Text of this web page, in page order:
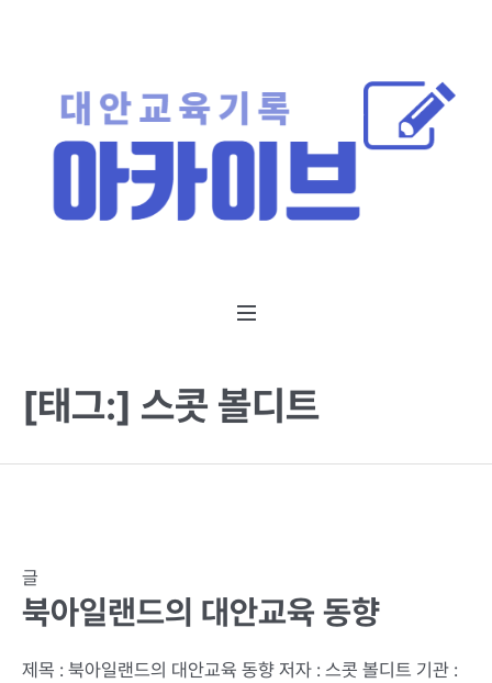
[태그:] 스콧 볼디트
글
북아일랜드의 대안교육 동향
제목 : 북아일랜드의 대안교육 동향 저자 : 스콧 볼디트 기관 :